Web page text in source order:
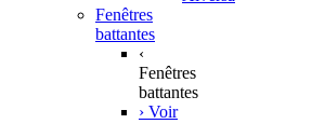
Fenêtres
battantes
‹
Fenêtres
battantes
› Voir